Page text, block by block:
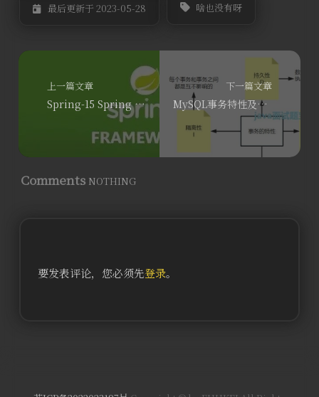
最后更新于 2023-05-28 啥也没有呀
上一篇文章
Spring-15 Spring Certified Professional 试题整理 ①
下一篇文章
MySQL事务特性及隔离级别，8张图带你彻底吃透！
Comments NOTHING
要发表评论，您必须先登录。